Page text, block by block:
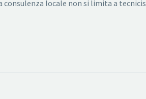
consulenza locale non si limita a